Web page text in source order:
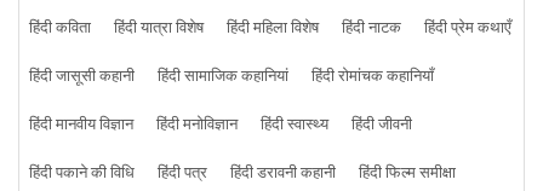
हिंदी कविता
हिंदी यात्रा विशेष हिंदी महिला विशेष हिंदी नाटक
हिंदी प्रेम कथाएँ
हिंदी जासूसी कहानी
हिंदी सामाजिक कहानियां
हिंदी रोमांचक कहानियाँ
हिंदी मानवीय विज्ञान
हिंदी मनोविज्ञान हिंदी स्वास्थ्य
हिंदी जीवनी
हिंदी पकाने की विधि
हिंदी पत्र हिंदी डरावनी कहानी हिंदी फिल्म समीक्षा